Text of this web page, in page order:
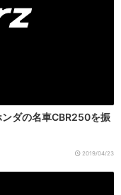
ダの名車CBR250を振
2019/04/23